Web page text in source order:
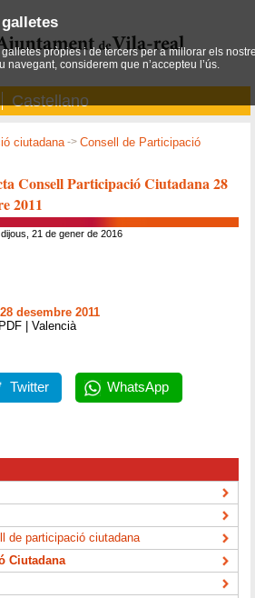
Castellano
ciutadana->Consell de Participació
Consell Participació Ciutadana 28
2011
dijous, 21 de gener de 2016
desembre 2011
| Valencià
Twitter WhatsApp
de participació ciutadana
Ciutadana
pròpies i de tercers per a millorar els
navegant, considerem que n’accepteu l’ús.